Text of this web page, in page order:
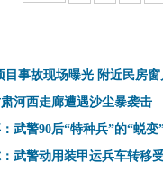
目事故现场曝光 附近民房窗
河西走廊遭遇沙尘暴袭击
武警90后“特种兵”的“蜕变
武警动用装甲运兵车转移